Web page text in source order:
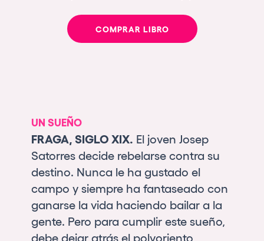
COMPRAR LIBRO
UN SUEÑO
FRAGA, SIGLO XIX. El joven Josep
Satorres decide rebelarse contra su
destino. Nunca le ha gustado el
campo y siempre ha fantaseado con
ganarse la vida haciendo bailar a la
gente. Pero para cumplir este sueño,
debe dejar atrás el polvoriento